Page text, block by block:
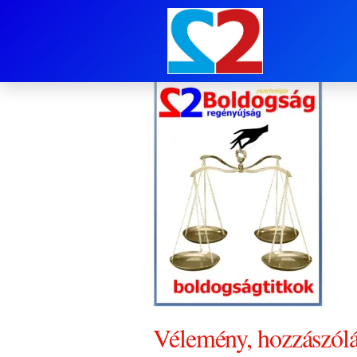
1.sz. cimlap
Vélemény,